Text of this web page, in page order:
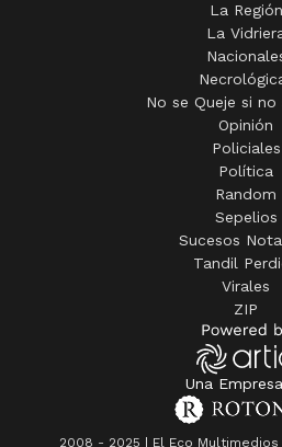
La Región
La
No se Queje si no
Opinión
Policiales
Política
Random
Sepelios
Sucesos
Tandil
Virales
ZIP
Una
2008 - 2025 | El Eco